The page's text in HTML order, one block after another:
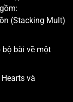
(Stacking Mult)
bài về một
và